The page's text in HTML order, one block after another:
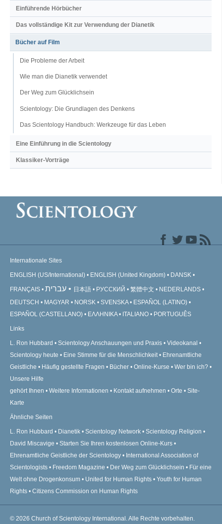
Einführende Hörbücher
Das vollständige Kit zur Verwendung der Dianetik
Bücher auf Film
Die Probleme der Arbeit
Wie man die Dianetik verwendet
Der Weg zum Glücklichsein
Scientology: Die Grundlagen des Denkens
Das Scientology Handbuch: Werkzeuge für das Leben
Eine Einführung in die Scientology
Klassiker-Vorträge
Internationale Sites
ENGLISH (US/International) ENGLISH (United Kingdom) DANSK
FRANÇAIS עברית 日本語 РУССКИЙ 繁體中文
NEDERLANDS
DEUTSCH
MAGYAR NORSK SVENSKA
ESPAÑOL (LATINO)
ESPAÑOL (CASTELLANO)
ΕΛΛΗΝΙΚA ITALIANO PORTUGUÊS
Links
L. Ron Hubbard Scientology Anschauungen und Praxis
Videokanal
Scientology heute
Eine Stimme für die Menschlichkeit
Ehrenamtliche
Geistliche
Häufig gestellte Fragen Bücher Online-Kurse
Wer bin ich?
Unsere Hilfe
gehört Ihnen
Weitere Informationen Kontakt aufnehmen Orte
Site-
Karte
Ähnliche Seiten
L. Ron Hubbard Dianetik Scientology Network
Scientology Religion
David Miscavige
Starten Sie Ihren kostenlosen Online-Kurs
Ehrenamtliche Geistliche der Scientology
International Association of
Scientologists
Freedom Magazine Der Weg zum Glücklichsein
Für eine
Welt ohne Drogenkonsum
United for Human Rights
Youth for Human
Rights
Citizens Commission on Human Rights
© 2026 Church of Scientology International.Alle Rechte vorbehalten.